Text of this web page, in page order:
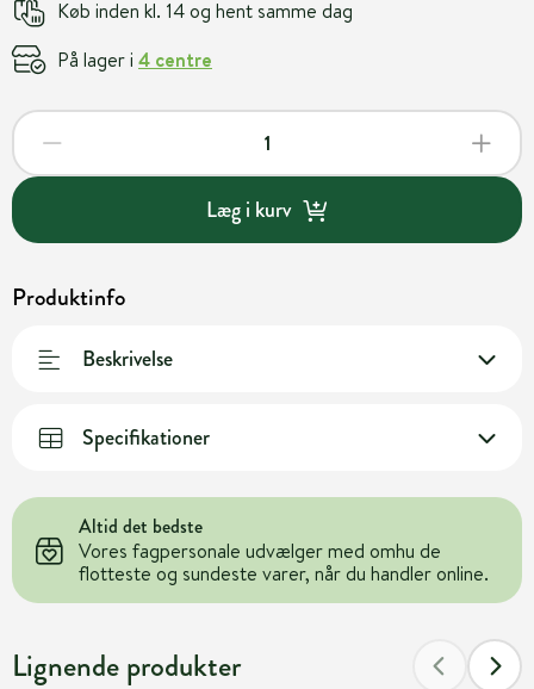
Køb inden kl. 14 og hent samme dag
På lager i 4 centre
Læg i kurv
Produktinfo
Beskrivelse
Specifikationer
Altid det bedste
Vores fagpersonale udvælger med omhu de
flotteste og sundeste varer, når du handler online.
Lignende produkter